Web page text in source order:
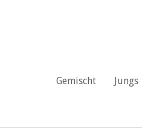
Gemischt Jungs